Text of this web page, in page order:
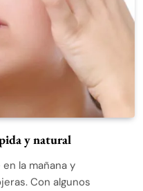
y natural
la mañana y
Con algunos